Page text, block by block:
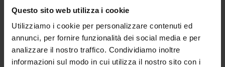
Questo sito web utilizza i cookie
Utilizziamo i cookie per personalizzare contenuti ed
annunci, per fornire funzionalità dei social media e per
analizzare il nostro traffico. Condividiamo inoltre
informazioni sul modo in cui utilizza il nostro sito con i
Notice
thenext upcoming events.
Nick Cave
Events Nick Cave